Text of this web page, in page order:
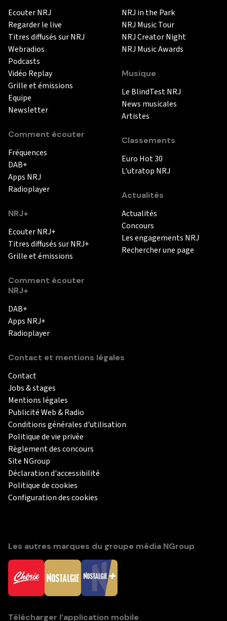
Ecouter NRJ
Regarder le live
Titres diffusés sur NRJ
Webradios
Podcasts
Vidéo Replay
Grille et émissions
Equipe
Newsletter
Comment écouter
Fréquences
DAB+
Apps NRJ
Radioplayer
NRJ+
Ecouter NRJ+
Titres diffusés sur NRJ+
Grille et émissions
Comment écouter
NRJ+
DAB+
Apps NRJ+
Radioplayer
NRJ in the Park
NRJ Music Tour
NRJ Creator Night
NRJ Music Awards
Musique
Le BlindTest NRJ
News musicales
Artistes
Classements
Euro Hot 30
L'utratop NRJ
Actualités
Actualités
Concours
Les engagements NRJ
Rechercher une page
Contact et mentions légales
Contact
Jobs & stages
Mentions légales
Publicité Web & Radio
Conditions générales d'utilisation
Politique de vie privée
Règlement des concours
Site NGroup
Déclaration d'accessibilité
Politique de cookies
Configuration des cookies
Les autres marques du groupe média NGroup
Télécharger l’application mobile